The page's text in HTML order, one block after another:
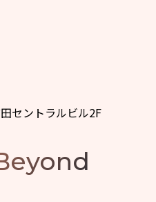
セントラルビル2F